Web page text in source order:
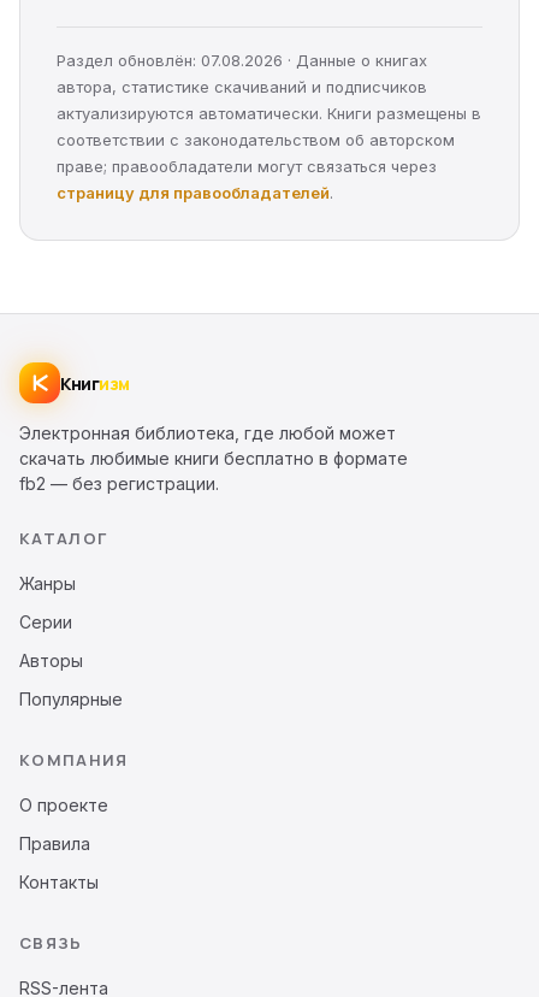
Раздел обновлён: 07.08.2026 · Данные о книгах
автора, статистике скачиваний и подписчиков
актуализируются автоматически. Книги размещены в
соответствии с законодательством об авторском
праве; правообладатели могут связаться через
страницу для правообладателей.
Книгизм
Электронная библиотека, где любой может
скачать любимые книги бесплатно в формате
fb2 — без регистрации.
КАТАЛОГ
Жанры
Серии
Авторы
Популярные
КОМПАНИЯ
О проекте
Правила
Контакты
СВЯЗЬ
RSS-лента